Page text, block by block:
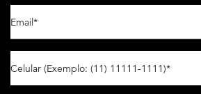
Email*
Celular (Exemplo: (11) 11111-1111)*